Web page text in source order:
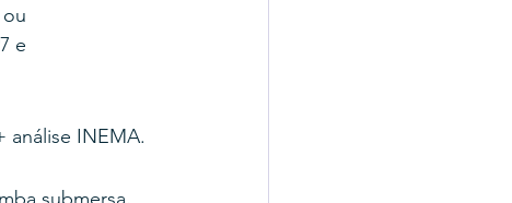
e
análise INEMA.